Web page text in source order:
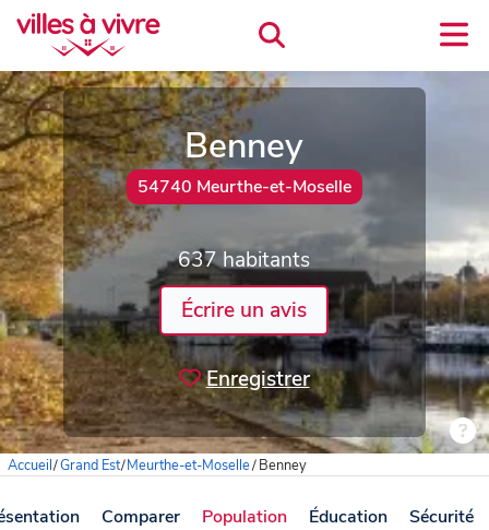
Benney
54740 Meurthe-et-Moselle
637 habitants
Écrire un avis
Enregistrer
Accueil/Grand Est/Meurthe-et-Moselle/Benney
Comparer Population Éducation Sécurité